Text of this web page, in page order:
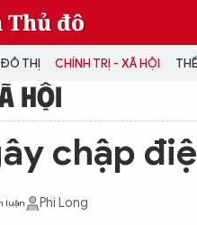
đô
THỊ CHÍNH TRỊ - XÃ HỘI
THỊ
HỘI
chập
luận Phi Long